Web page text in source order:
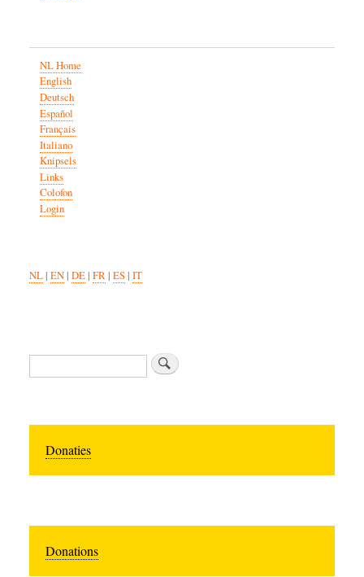
NL Home
English
Deutsch
Español
Français
Italiano
Knipsels
Links
Colofon
Login
NL| EN| DE| FR| ES| IT
Zoeken
Donaties
Donations